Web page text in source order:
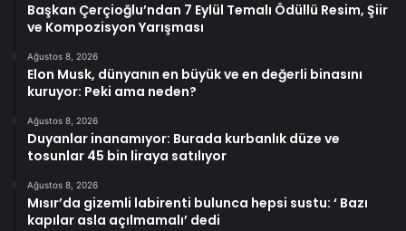
Başkan Çerçioğlu’ndan 7 Eylül Temalı Ödüllü Resim, Şiir
ve Kompozisyon Yarışması
Ağustos 8, 2026
Elon Musk, dünyanın en büyük ve en değerli binasını
kuruyor: Peki ama neden?
Ağustos 8, 2026
Duyanlar inanamıyor: Burada kurbanlık düze ve
tosunlar 45 bin liraya satılıyor
Ağustos 8, 2026
Mısır’da gizemli labirenti bulunca hepsi sustu: ‘ Bazı
kapılar asla açılmamalı’ dedi